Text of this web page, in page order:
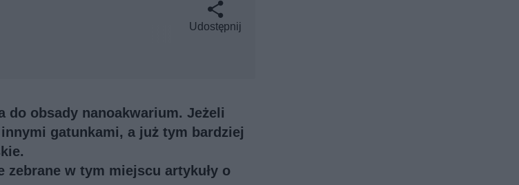
Udostępnij
do obsady nanoakwarium. Jeżeli
gatunkami, a już tym bardziej
zebrane w tym miejscu artykuły o